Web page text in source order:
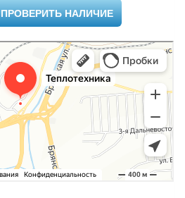
ПРОВЕРИТЬ НАЛИЧИЕ